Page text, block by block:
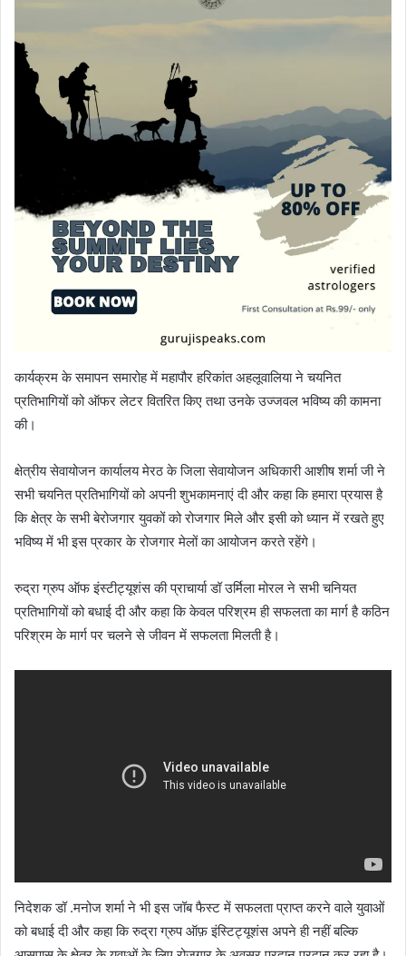
कार्यक्रम के समापन समारोह में महापौर हरिकांत अहलूवालिया ने चयनित
प्रतिभागियों को ऑफर लेटर वितरित किए तथा उनके उज्जवल भविष्य की कामना
की।
क्षेत्रीय सेवायोजन कार्यालय मेरठ के जिला सेवायोजन अधिकारी आशीष शर्मा जी ने
सभी चयनित प्रतिभागियों को अपनी शुभकामनाएं दी और कहा कि हमारा प्रयास है
कि क्षेत्र के सभी बेरोजगार युवकों को रोजगार मिले और इसी को ध्यान में रखते हुए
भविष्य में भी इस प्रकार के रोजगार मेलों का आयोजन करते रहेंगे।
रुद्रा ग्रुप ऑफ इंस्टीट्यूशंस की प्राचार्या डॉ उर्मिला मोरल ने सभी चनियत
प्रतिभागियों को बधाई दी और कहा कि केवल परिश्रम ही सफलता का मार्ग है कठिन
परिश्रम के मार्ग पर चलने से जीवन में सफलता मिलती है।
निदेशक डॉ .मनोज शर्मा ने भी इस जॉब फैस्ट में सफलता प्राप्त करने वाले युवाओं
को बधाई दी और कहा कि रुद्रा ग्रुप ऑफ़ इंस्टिट्यूशंस अपने ही नहीं बल्कि